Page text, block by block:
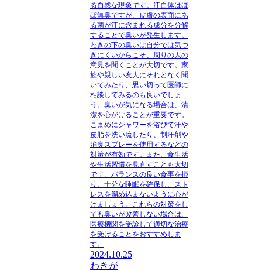
る自然な現象です。汗自体はほ
ぼ無臭ですが、皮膚の表面にあ
る菌が汗に含まれる成分を分解
することで臭いが発生します。
わきの下の臭いは自分では気づ
きにくいからこそ、周りの人の
意見を聞くことが大切です。家
族や親しい友人にそれとなく聞
いてみたり、思い切って医師に
相談してみるのも良いでしょ
う。臭いが気になる場合は、清
潔を心がけることが重要です。
こまめにシャワーを浴びて汗や
皮脂を洗い流したり、制汗剤や
消臭スプレーを使用するなどの
対策が有効です。また、食生活
や生活習慣を見直すことも大切
です。バランスの良い食事を摂
り、十分な睡眠を確保し、スト
レスを溜め込まないように心が
けましょう。これらの対策をし
ても臭いが改善しない場合は、
医療機関を受診して適切な治療
を受けることをおすすめしま
す。
2024.10.25
わきが